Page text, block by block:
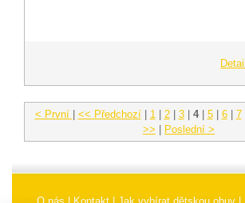
Detail
< První << Předchozí| 1| 2| 3| 4| 5| 6| 7|
>>
Poslední >